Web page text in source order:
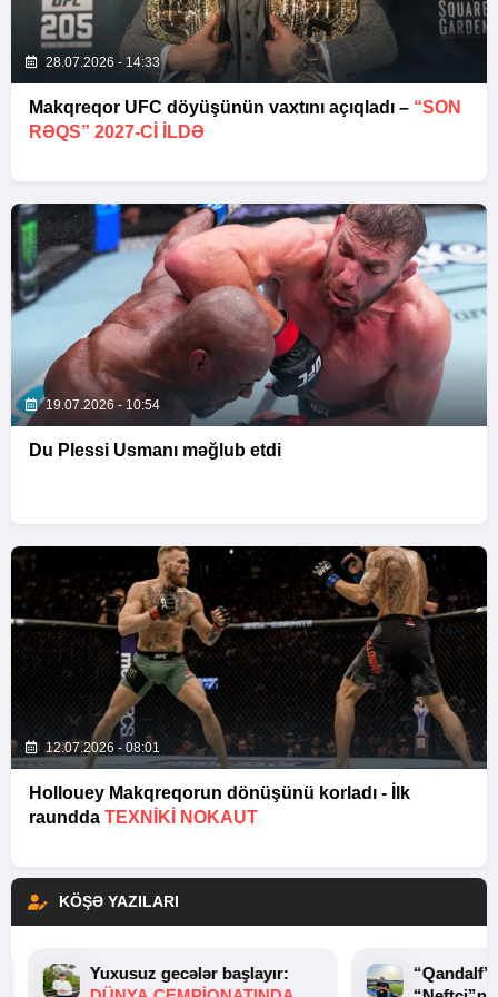
28.07.2026 - 14:33
Makqreqor UFC döyüşünün vaxtını açıqladı – “SON
RƏQS” 2027-CI ILDƏ
19.07.2026 - 10:54
Du Plessi Usmanı məğlub etdi
12.07.2026 - 08:01
Hollouey Makqreqorun dönüşünü korladı - İlk
raundda TEXNIKI NOKAUT
KÖŞƏ YAZILARI
Yuxusuz gecələr başlayır: